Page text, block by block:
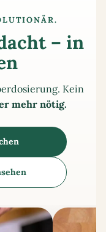
– in
Kein
mehr nötig.